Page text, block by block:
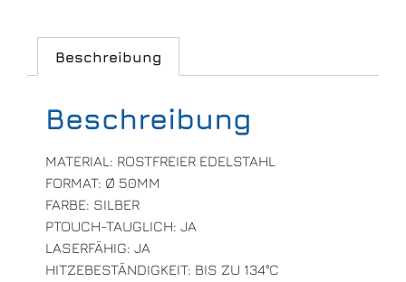
Beschreibung
Beschreibung
MATERIAL: ROSTFREIER EDELSTAHL
FORMAT: Ø 50MM
FARBE: SILBER
PTOUCH-TAUGLICH: JA
LASERFÄHIG: JA
HITZEBESTÄNDIGKEIT: BIS ZU 134°C